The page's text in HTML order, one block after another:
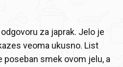
za japrak. Jelo je
veoma ukusno. List
poseban smek ovom jelu, a